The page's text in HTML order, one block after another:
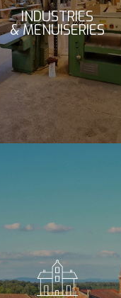
INDUSTRIES
& MENUISERIES